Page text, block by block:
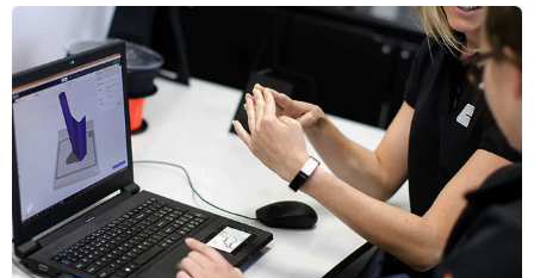
Garantieverlängerung bis 24 Monate
volle Herstellergarantie
kostenfreie Ersatzteile
89,00€*
jetzt entdecken